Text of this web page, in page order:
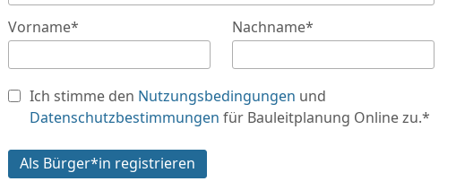
Vorname* Nachname*
Ich stimme den Nutzungsbedingungen und
Datenschutzbestimmungen für Bauleitplanung Online zu.*
Als Bürger*in registrieren